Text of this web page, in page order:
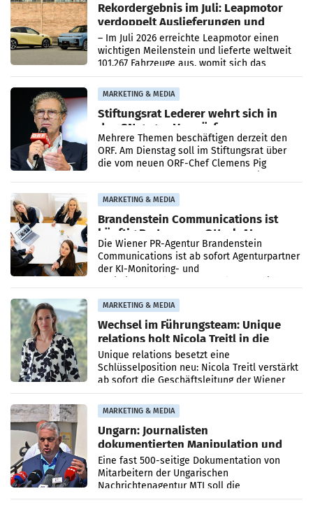
Rekordergebnis im Juli: Leapmotor
verdoppelt Auslieferungen und
überschreitet die 100.000er-Marke
– Im Juli 2026 erreichte Leapmotor einen
wichtigen Meilenstein und lieferte weltweit
101.267 Fahrzeuge aus, womit sich das
Ergebnis gegenüber Juli 2025 mehr als
verdoppelte (+102
MARKETING & MEDIA
Stiftungsrat Lederer wehrt sich in
den SN gegen Vorwürfe
Mehrere Themen beschäftigen derzeit den
ORF. Am Dienstag soll im Stiftungsrat über
die vom neuen ORF-Chef Clemens Pig
MARKETING & MEDIA
Brandenstein Communications ist
künftig Partner von OtterlyAI
Die Wiener PR-Agentur Brandenstein
Communications ist ab sofort Agenturpartner
der KI-Monitoring- und
MARKETING & MEDIA
Wechsel im Führungsteam: Unique
relations holt Nicola Treitl in die
Geschäftsleitung
Unique relations besetzt eine
Schlüsselposition neu: Nicola Treitl verstärkt
ab sofort die Geschäftsleitung der Wiener
PR-Agentur an der Seite von Josef Kalina und
Anna Kalina-Mahr.
MARKETING & MEDIA
Ungarn: Journalisten
dokumentierten Manipulation und
Zensur
Eine fast 500-seitige Dokumentation von
Mitarbeitern der Ungarischen
Nachrichtenagentur MTI soll die
systematische Nachrichten-Manipulation und